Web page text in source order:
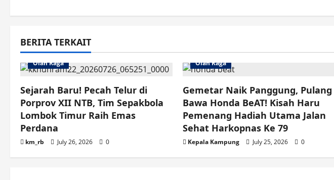
t
n
a
v
i
g
a
t
BERITA TERKAIT
Olah Raga
Sejarah Baru! Pecah Telur di
Porprov XII NTB, Tim Sepakbola
Lombok Timur Raih Emas
Perdana
km_rb July 26, 2026 0
Olah Raga
Gemetar Naik Panggung, Pulang
Bawa Honda BeAT! Kisah Haru
Pemenang Hadiah Utama Jalan
Sehat Harkopnas Ke 79
Kepala Kampung July 25, 2026 0